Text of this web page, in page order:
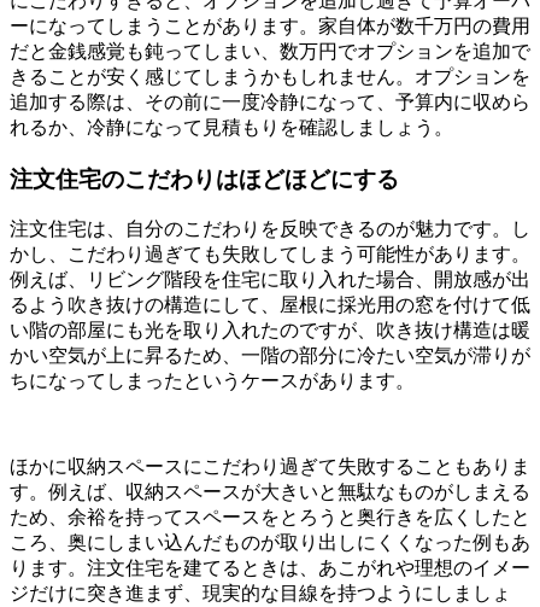
ーになってしまうことがあります。家自体が数千万円の費用
だと金銭感覚も鈍ってしまい、数万円でオプションを追加で
きることが安く感じてしまうかもしれません。オプションを
追加する際は、その前に一度冷静になって、 予算内に収めら
れるか 、冷静になって見積もりを確認しましょう。
注文住宅のこだわりはほどほどにする
注文住宅は、 自分のこだわりを反映できるのが魅力です。し
かし、
こだわり過ぎても失敗してしまう可能性があります。
例えば、リビング階段を住宅に取り入れた場合、開放感が出
るよう吹き抜けの構造にして、屋根に採光用の窓を付けて低
い階の部屋にも光を取り入れたのですが、吹き抜け構造は暖
かい空気が上に昇るため、一階の部分に冷たい空気が滞りが
ちになってしまったというケースがあります。
ほかに収納スペースにこだわり過ぎて失敗することもありま
す。例えば、収納スペースが大きいと無駄なものがしまえる
ため、余裕を持ってスペースをとろうと奥行きを広くしたと
ころ、奥にしまい込んだものが取り出しにくくなった例もあ
ります。注文住宅を建てるときは、あこがれや理想のイメー
ジだけに突き進まず、現実的な目線を持つようにしましょ